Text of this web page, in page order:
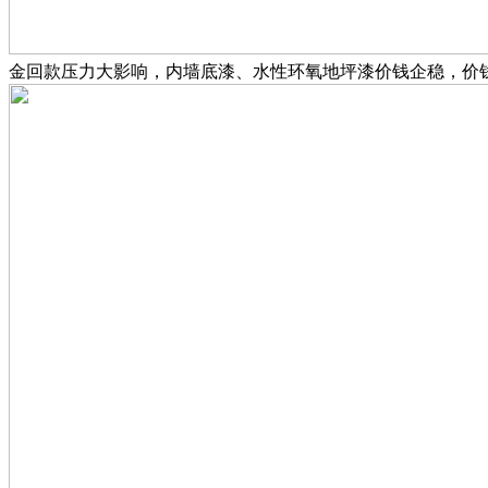
金回款压力大影响，内墙底漆、水性环氧地坪漆价钱企稳，价